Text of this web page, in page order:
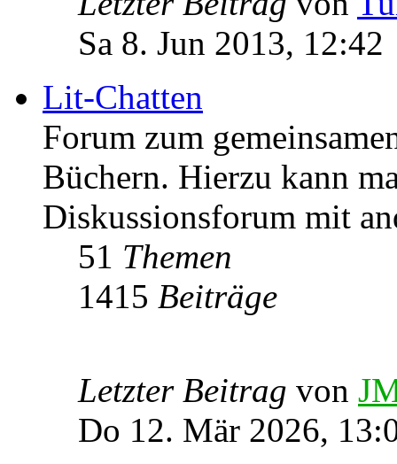
Sa 8. Jun 2013, 12:42
Lit-Chatten
Forum zum
Büchern. Hierzu kann
Diskussionsforum mit
51 Themen
1415 Beiträge
Letzter Beitrag von
Do 12. Mär 2026,